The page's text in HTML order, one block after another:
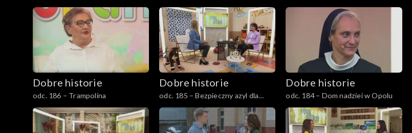
Dobre historie
odc. 186 – Trampolina
Dobre historie
odc. 185 – Bezpieczny azyl dla
matek i dzieci w Opolu
Dobre historie
odc. 184 – Dom nadziei w Opolu